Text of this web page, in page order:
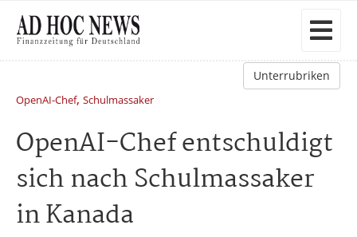
Unterrubriken
OpenAI-Chef, Schulmassaker
OpenAI-Chef entschuldigt
sich nach Schulmassaker
in Kanada